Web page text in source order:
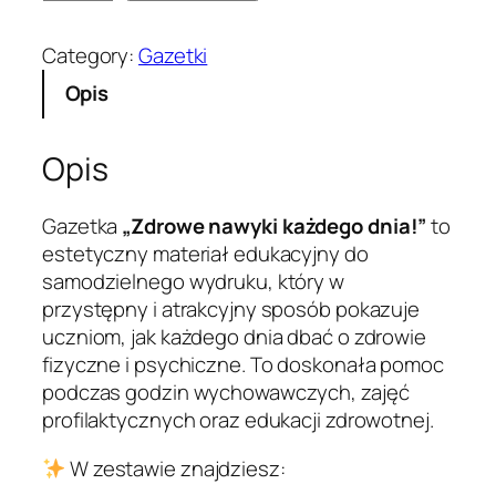
o
ś
a
z
e
t
k
a
„
Z
d
r
o
w
Category:Gazetki
Opis
Opis
Gazetka „Zdrowe nawyki każdego dnia!”to
estetyczny materiał edukacyjny do
samodzielnego wydruku, który w
przystępny i atrakcyjny sposób pokazuje
uczniom, jak każdego dnia dbać o zdrowie
fizyczne i psychiczne. To doskonała pomoc
podczas godzin wychowawczych, zajęć
profilaktycznych oraz edukacji zdrowotnej.
W zestawie znajdziesz: